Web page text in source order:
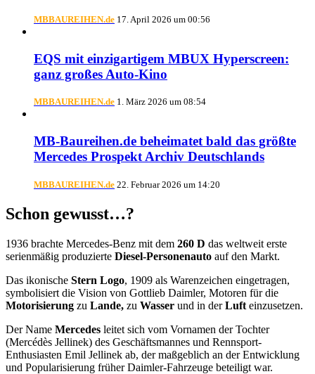
MBBAUREIHEN.de 17. April 2026 um 00:56
EQS mit einzigartigem MBUX Hyperscreen:
ganz großes Auto-Kino
MBBAUREIHEN.de 1. März 2026 um 08:54
MB-Baureihen.de beheimatet bald das größte
Mercedes Prospekt Archiv Deutschlands
MBBAUREIHEN.de 22. Februar 2026 um 14:20
Schon gewusst…?
1936 brachte Mercedes-Benz mit dem 260 D das weltweit erste
serienmäßig produzierte Diesel-Personenauto auf den Markt.
Das ikonische Stern Logo, 1909 als Warenzeichen eingetragen,
symbolisiert die Vision von Gottlieb Daimler, Motoren für die
Motorisierung zu Lande, zu Wasser und in derLuft einzusetzen.
Der Name Mercedes leitet sich vom Vornamen der Tochter
(Mercédès Jellinek) des Geschäftsmannes und Rennsport-
Enthusiasten Emil Jellinek ab, der maßgeblich an der Entwicklung
und Popularisierung früher Daimler-Fahrzeuge beteiligt war.